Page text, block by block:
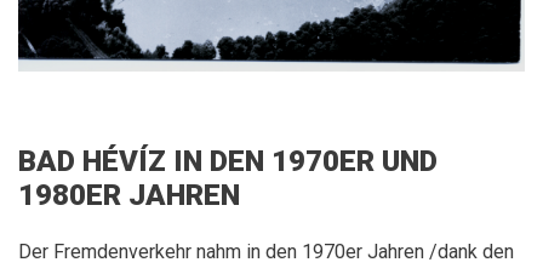
BAD HÉVÍZ IN DEN 1970ER UND
1980ER JAHREN
Der Fremdenverkehr nahm in den 1970er Jahren /dank den